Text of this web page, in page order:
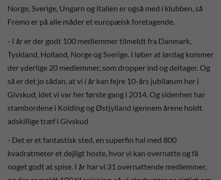
Norge, Sverige, Ungarn og Italien er også med i klubben, så
Fremo er på alle måder et europæisk foretagende.
- I år er der godt 100 medlemmer tilmeldt fra Danmark,
Tyskland, Holland, Norge og Sverige. I løber at lørdag kommer
der yderlige 20 medlemmer, som dropper ind og deltager. Og
så er det jo sådan, at vi i år kan fejre 10-års jubilæum her i
Givskud, idet vi var her første gang i 2014. Og sidenhen har
stambordene i Kolding og Østjylland igennem årene holdt
adskillige træf i Givskud
- Det er et fantastisk sted, en superfin hal med 800
kvadratmeter et dejligt hoste, hvor vi kan overnatte og få
noget godt at spise. I år har vi 31 overnattende medlemmer,